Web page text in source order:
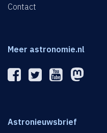
Contact
Meer astronomie.nl
Astronieuwsbrief